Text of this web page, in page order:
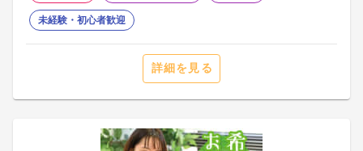
未経験・初心者歓迎
詳細を見る